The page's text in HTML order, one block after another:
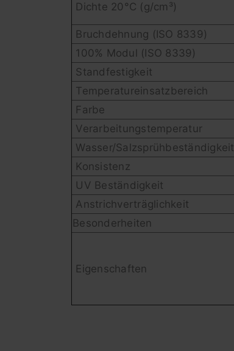
Dichte 20°C (g/cm³)
Bruchdehnung (ISO 8339)
100% Modul (ISO 8339)
Standfestigkeit
Temperatureinsatzbereich
Farbe
Verarbeitungstemperatur
Wasser/Salzsprühbeständigkeit
Konsistenz
UV Beständigkeit
Anstrichverträglichkeit
Besonderheiten
Eigenschaften